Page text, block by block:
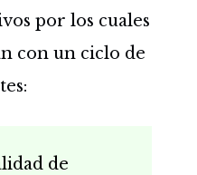
por los cuales
con un ciclo de
de